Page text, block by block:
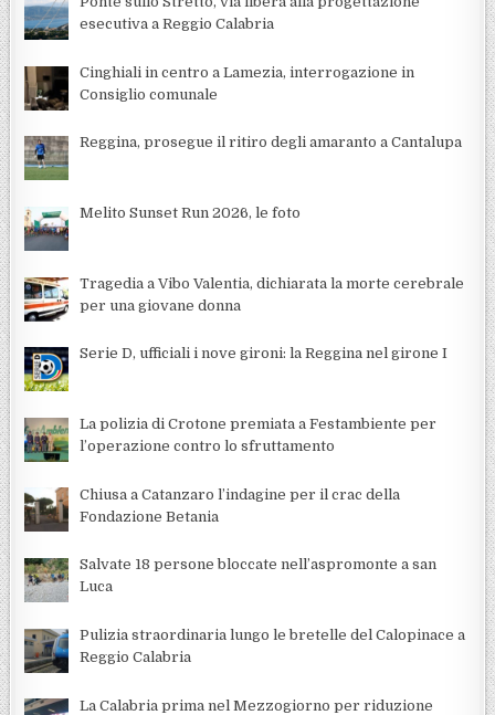
esecutiva a Reggio Calabria
Cinghiali in centro a Lamezia, interrogazione in
Consiglio comunale
Reggina, prosegue il ritiro degli amaranto a Cantalupa
Melito Sunset Run 2026, le foto
Tragedia a Vibo Valentia, dichiarata la morte cerebrale
per una giovane donna
Serie D, ufficiali i nove gironi: la Reggina nel girone I
La polizia di Crotone premiata a Festambiente per
l’operazione contro lo sfruttamento
Chiusa a Catanzaro l’indagine per il crac della
Fondazione Betania
Salvate 18 persone bloccate nell’aspromonte a san
Luca
Pulizia straordinaria lungo le bretelle del Calopinace a
Reggio Calabria
La Calabria prima nel Mezzogiorno per riduzione